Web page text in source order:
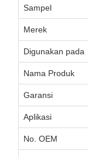
Sampel
Merek
Digunakan pada
Nama Produk
Garansi
Aplikasi
No. OEM